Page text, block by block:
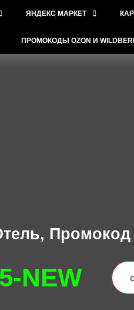
ЯНДЕКС МАРКЕТ
ПРОМОКОДЫ OZON И
NEW